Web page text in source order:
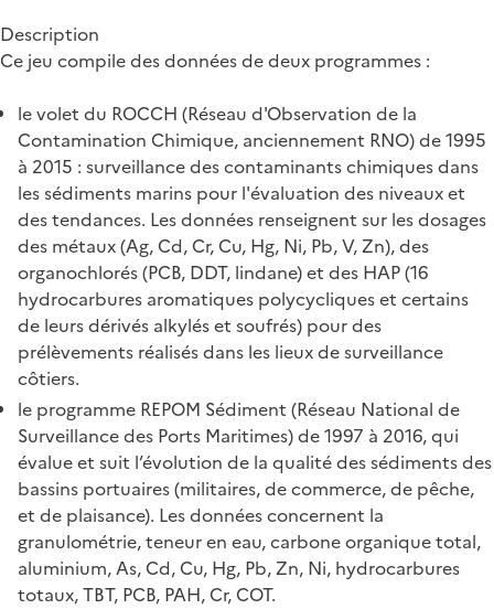
Description
Ce jeu compile des données de deux programmes :
le volet du ROCCH (Réseau d'Observation de la
Contamination Chimique, anciennement RNO) de 1995
à 2015 : surveillance des contaminants chimiques dans
les sédiments marins pour l'évaluation des niveaux et
des tendances. Les données renseignent sur les dosages
des métaux (Ag, Cd, Cr, Cu, Hg, Ni, Pb, V, Zn), des
organochlorés (PCB, DDT, lindane) et des HAP (16
hydrocarbures aromatiques polycycliques et certains
de leurs dérivés alkylés et soufrés) pour des
prélèvements réalisés dans les lieux de surveillance
côtiers.
le programme REPOM Sédiment (Réseau National de
Surveillance des Ports Maritimes) de 1997 à 2016, qui
évalue et suit l’évolution de la qualité des sédiments des
bassins portuaires (militaires, de commerce, de pêche,
et de plaisance). Les données concernent la
granulométrie, teneur en eau, carbone organique total,
aluminium, As, Cd, Cu, Hg, Pb, Zn, Ni, hydrocarbures
totaux, TBT, PCB, PAH, Cr, COT.